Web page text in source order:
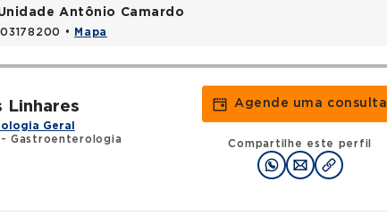
Antônio Camardo
• Mapa
Linhares
Geral
- Gastroenterologia
Agende uma consulta
Compartilhe este perfil